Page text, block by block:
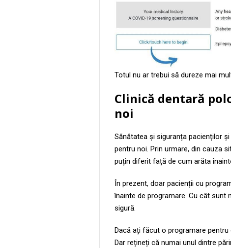
Totul nu ar trebui să dureze mai
Clinică dentară
noi
Sănătatea și siguranța pacienților
pentru noi. Prin urmare, din cauza
puțin diferit față de cum arăta
În prezent, doar pacienții cu
înainte de programare. Cu cât sunt
sigură.
Dacă ați făcut o programare
Dar rețineți că numai unul dintre